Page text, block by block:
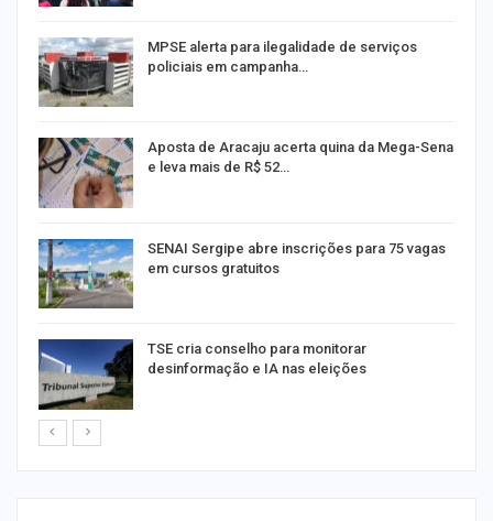
MPSE alerta para ilegalidade de serviços
policiais em campanha…
Aposta de Aracaju acerta quina da Mega-Sena
e leva mais de R$ 52…
SENAI Sergipe abre inscrições para 75 vagas
em cursos gratuitos
TSE cria conselho para monitorar
desinformação e IA nas eleições